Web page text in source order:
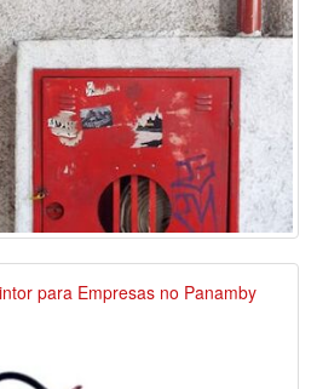
para Empresas no Panamby